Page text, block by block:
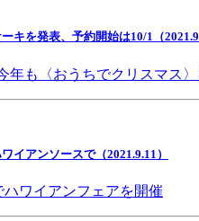
キを発表、予約開始は10/1（
年も〈おうちでクリスマス〉
イアンソースで（2021.9.11）
ワイアンフェアを開催